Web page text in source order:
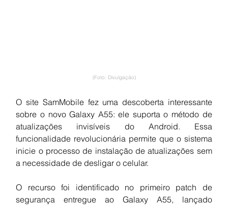
(Foto: Divulgação)
O site SamMobile fez uma descoberta interessante
sobre o novo Galaxy A55: ele suporta o método de
atualizações invisíveis do Android. Essa
funcionalidade revolucionária permite que o sistema
inicie o processo de instalação de atualizações sem
a necessidade de desligar o celular.
O recurso foi identificado no primeiro patch de
segurança entregue ao Galaxy A55, lançado